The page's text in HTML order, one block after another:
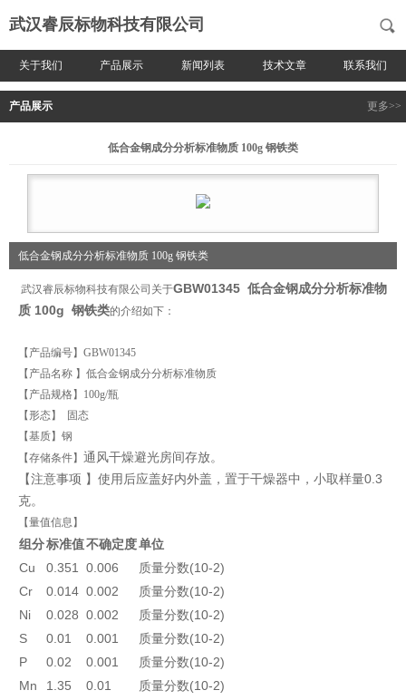
武汉睿辰标物科技有限公司
关于我们 产品展示 新闻列表 技术文章 联系我们
产品展示 更多>>
低合金钢成分分析标准物质 100g 钢铁类
低合金钢成分分析标准物质 100g 钢铁类
武汉睿辰标物科技有限公司关于GBW01345 低合金钢成分分析标准物
质 100g 钢铁类的介绍如下：
【产品编号】 GBW01345
【产品名称 】 低合金钢成分分析标准物质
【产品规格】 100g/瓶
【形态】 固态
【基质】钢
【存储条件】 通风干燥避光房间存放。
【注意事项 】使用后应盖好内外盖，置于干燥器中，小取样量0.3
克。
【量值信息】
组分标准值不确定度单位
Cu
0.351 0.006
质量分数(10-2)
Cr
0.014 0.002
质量分数(10-2)
Ni
0.028 0.002
质量分数(10-2)
S
0.01 0.001
质量分数(10-2)
P
0.02 0.001
质量分数(10-2)
Mn
1.35 0.01
质量分数(10-2)